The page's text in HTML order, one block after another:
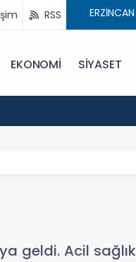
RSS
EKONOMİ SİYASET
geldi. Acil sağlık